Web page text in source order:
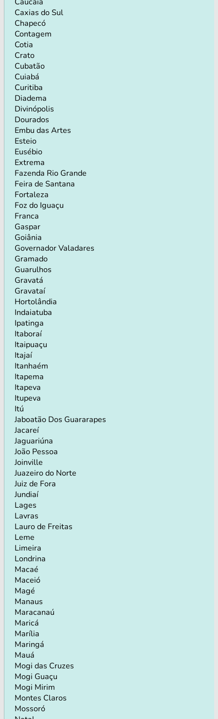
Caxias do Sul
Chapecó
Contagem
Cotia
Crato
Cubatão
Cuiabá
Curitiba
Diadema
Divinópolis
Dourados
Embu das Artes
Esteio
Eusébio
Extrema
Fazenda Rio Grande
Feira de Santana
Fortaleza
Foz do Iguaçu
Franca
Gaspar
Goiânia
Governador Valadares
Gramado
Guarulhos
Gravatá
Gravataí
Hortolândia
Indaiatuba
Ipatinga
Itaboraí
Itaipuaçu
Itajaí
Itanhaém
Itapema
Itapeva
Itupeva
Itú
Jaboatão Dos Guararapes
Jacareí
Jaguariúna
João Pessoa
Joinville
Juazeiro do Norte
Juiz de Fora
Jundiaí
Lages
Lavras
Lauro de Freitas
Leme
Limeira
Londrina
Macaé
Maceió
Magé
Manaus
Maracanaú
Maricá
Marília
Maringá
Mauá
Mogi das Cruzes
Mogi Guaçu
Mogi Mirim
Montes Claros
Mossoró